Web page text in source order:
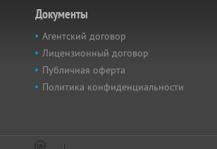
Документы
Агентский договор
Лицензионный договор
Публичная оферта
Политика конфиденциальности